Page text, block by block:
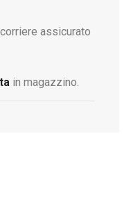
assicurato
in magazzino.